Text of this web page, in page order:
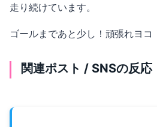
走り続けています。
ゴールまであと少し！頑張れヨコ
関連ポスト / SNSの反応